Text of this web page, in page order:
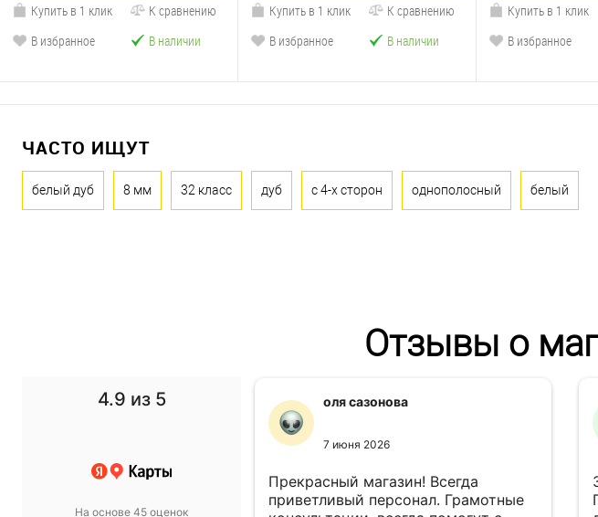
Купить в 1 клик
К сравнению
В избранное
В наличии
Купить в 1 клик
К сравнению
В избранное
В наличии
Купить в 1 клик
В избранное
ЧАСТО ИЩУТ
белый дуб 8 мм 32 класс дуб с 4-х сторон однополосный белый
Отзывы о
4.9 из 5
На основе 45 оценок
просто супер!
оля сазонова
7 июня 2026
Прекрасный магазин! Всегда
приветливый персонал. Грамотные